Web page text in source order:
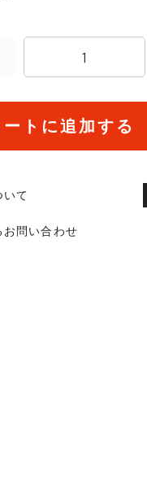
ートに追加する
いて
お問い合わせ